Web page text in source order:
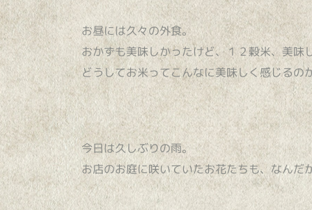
お昼には久々の外食。
おかずも美味しかったけど、１２穀米、美味
どうしてお米ってこんなに美味しく感じるの
今日は久しぶりの雨。
お店のお庭に咲いていたお花たちも、なんだ